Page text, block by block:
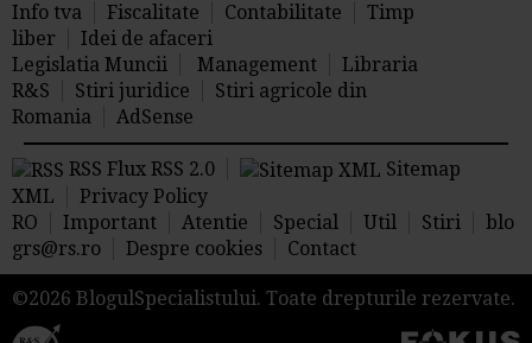
Info tva
Fiscalitate Contabilitate
Timp
liber
Idei de afaceri
Legislatia Muncii
Management
Libraria
R&S
Stiri juridice
Stiri agricole din
Romania
AdSense
RSS Flux RSS 2.0
Sitemap
XML
Privacy Policy
RO
Important Atentie Special Util Stiri
blo
grs@rs.ro
Despre cookies Contact
©2026 BlogulSpecialistului. Toate drepturile rezervate.